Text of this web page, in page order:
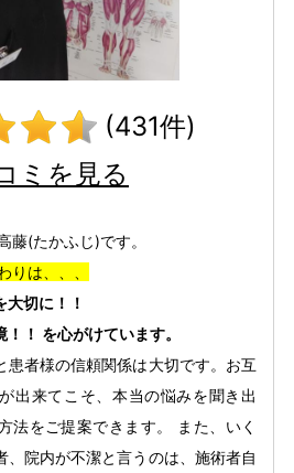
(431件)
ミを見る
藤(たかふじ)です。
りは、、、
大切に！！
！ を心がけています。
患者様の信頼関係は大切です。お互
出来てこそ、本当の悩みを聞き出
法をご提案できます。 また、いく
、院内が不潔と言うのは、施術者自